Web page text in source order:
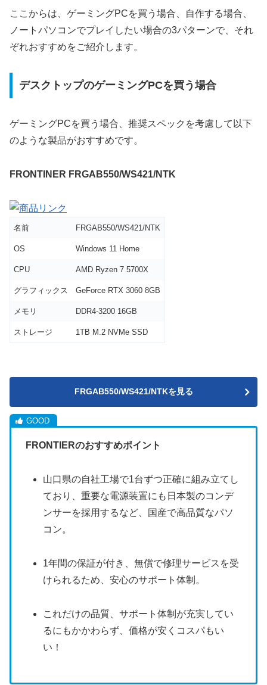
ここからは、ゲーミングPCを買う場合、自作する場合、
ノートパソコンでプレイしたい場合の3パターンで、それ
ぞれおすすめをご紹介します。
デスクトップのゲーミングPCを買う場合
ゲーミングPCを買う場合、推奨スペックを考慮して以下
のような製品がおすすめです。
FRONTINER FRGAB550/WS421/NTK
名前 FRGAB550/WS421/NTK
OS Windows 11 Home
CPU AMD Ryzen 7 5700X
グラフィックス GeForce RTX 3060 8GB
メモリ DDR4-3200 16GB
ストレージ 1TB M.2 NVMe SSD
FRGAB550/WS421/NTKを見る
FRONTIERのおすすめポイント
山口県の自社工場で1台ずつ正確に組み立てし
ており、重要な電源装置にも日本製のコンデ
ンサーを採用するなど、国産で高品質なパソ
コン。
1年間の保証が付き、無償で修理サービスを受
けられるため、安心のサポート体制。
これだけの品質、サポート体制が充実してい
るにもかかわらず、価格が安くコスパもい
い！